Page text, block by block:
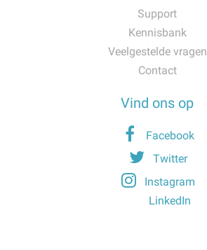
Support
Kennisbank
Veelgestelde vragen
Contact
Vind ons op
Facebook
Twitter
Instagram
LinkedIn